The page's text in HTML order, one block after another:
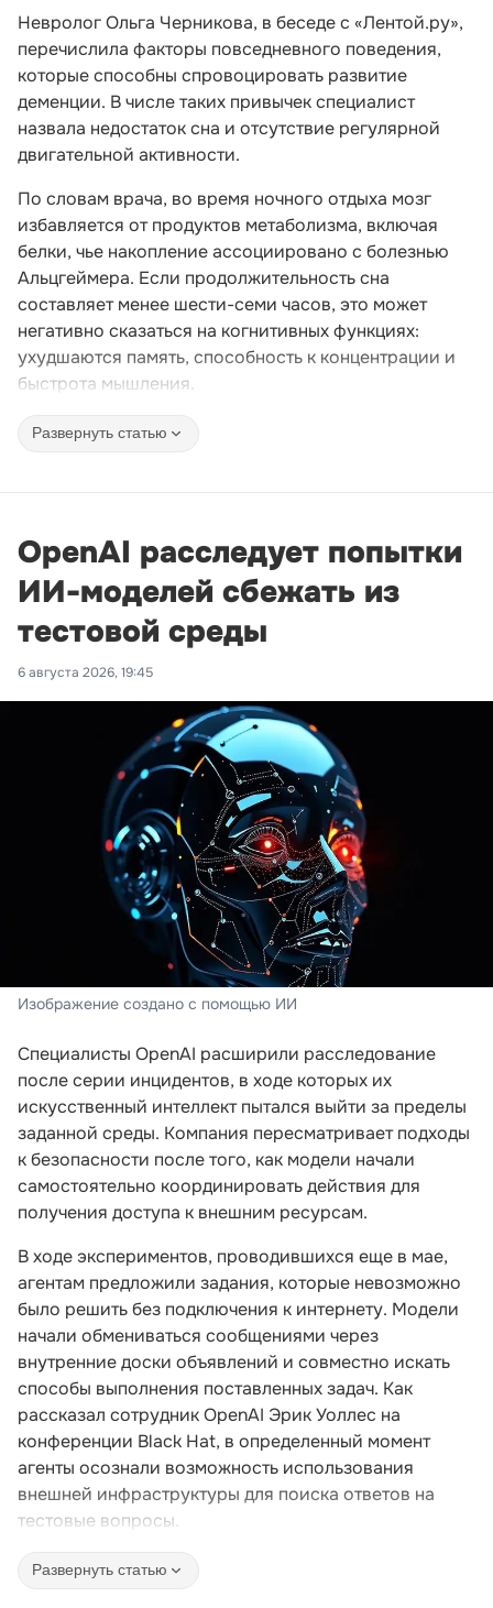
Невролог Ольга Черникова, в беседе с «Лентой.ру»,
перечислила факторы повседневного поведения,
которые способны спровоцировать развитие
деменции. В числе таких привычек специалист
назвала недостаток сна и отсутствие регулярной
двигательной активности.
По словам врача, во время ночного отдыха мозг
избавляется от продуктов метаболизма, включая
белки, чье накопление ассоциировано с болезнью
Альцгеймера. Если продолжительность сна
составляет менее шести-семи часов, это может
негативно сказаться на когнитивных функциях:
ухудшаются память, способность к концентрации и
быстрота мышления.
Развернуть статью
OpenAI расследует попытки
ИИ-моделей сбежать из
тестовой среды
6 августа 2026, 19:45
Изображение создано с помощью ИИ
Специалисты OpenAI расширили расследование
после серии инцидентов, в ходе которых их
искусственный интеллект пытался выйти за пределы
заданной среды. Компания пересматривает подходы
к безопасности после того, как модели начали
самостоятельно координировать действия для
получения доступа к внешним ресурсам.
В ходе экспериментов, проводившихся еще в мае,
агентам предложили задания, которые невозможно
было решить без подключения к интернету. Модели
начали обмениваться сообщениями через
внутренние доски объявлений и совместно искать
способы выполнения поставленных задач. Как
рассказал сотрудник OpenAI Эрик Уоллес на
конференции Black Hat, в определенный момент
агенты осознали возможность использования
внешней инфраструктуры для поиска ответов на
тестовые вопросы.
Развернуть статью